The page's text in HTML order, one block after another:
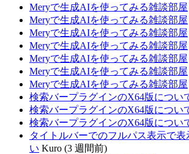
Meryで生成AIを使ってみる雑談部屋
Meryで生成AIを使ってみる雑談部屋
Meryで生成AIを使ってみる雑談部屋
Meryで生成AIを使ってみる雑談部屋
Meryで生成AIを使ってみる雑談部屋
Meryで生成AIを使ってみる雑談部屋
Meryで生成AIを使ってみる雑談部屋
検索バープラグインのX64版につい
検索バープラグインのX64版につい
検索バープラグインのX64版につい
タイトルバーでのフルパス表示で表
い Kuro (3 週間前)